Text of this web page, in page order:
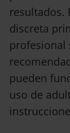
resultados.
discreta
profesional
pueden
uso de